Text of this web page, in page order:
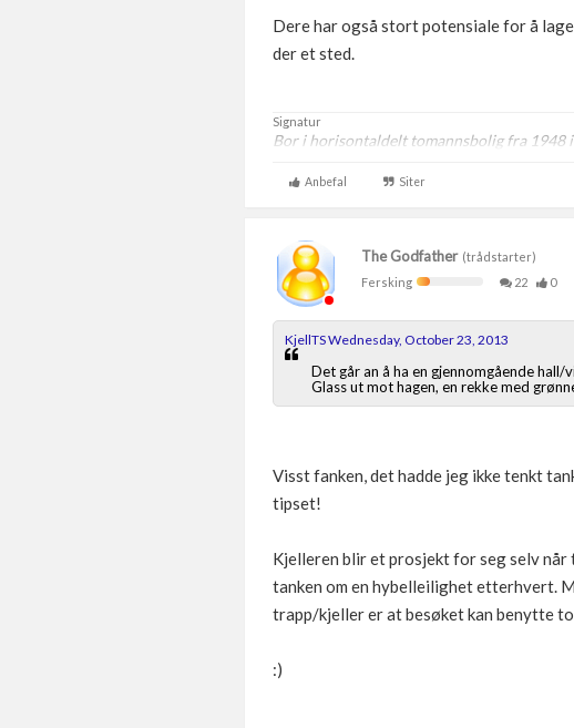
Dere har også stort potensiale for å
der et sted.
Signatur
Bor i horisontaldelt tomannsbolig fra 1948 i
Anbefal Siter
The Godfather(trådstarter)
Fersking
22 0
KjellTS Wednesday, October 23, 2013
Det går an å ha en gjennomgående
Glass ut mot hagen, en rekke med
Visst fanken, det hadde jeg ikke tenkt
tipset!
Kjelleren blir et prosjekt for seg selv når
tanken om en hybelleilighet etterhvert.
trapp/kjeller er at besøket kan benytte
:)